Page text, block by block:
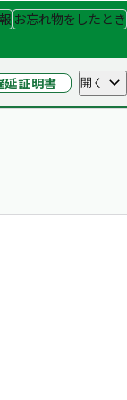
お忘れ物をしたとき
延証明書 開く